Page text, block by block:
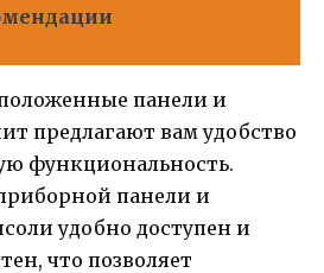
панели и
предлагают вам удобство
функциональность.
панели и
удобно доступен и
что позволяет